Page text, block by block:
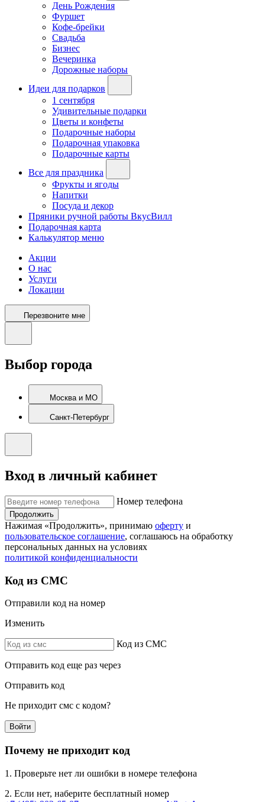
День Рождения
Фуршет
Кофе-брейки
Свадьба
Бизнес
Вечеринка
Дорожные наборы
Идеи для подарков
1 сентября
Удивительные подарки
Цветы и конфеты
Подарочные наборы
Подарочная упаковка
Подарочные карты
Все для праздника
Фрукты и ягоды
Напитки
Посуда и декор
Пряники ручной работы ВкусВилл
Подарочная карта
Калькулятор меню
Акции
О нас
Услуги
Локации
Перезвоните мне
Выбор города
Москва и МО
Санкт-Петербург
Вход в личный кабинет
Номер телефона
Продолжить
Нажимая «Продолжить», принимаю оферту и
пользовательское соглашение, соглашаюсь на обработку
персональных данных на условиях
политикой конфиденциальности
Код из СМС
Отправили код на номер
Изменить
Код из СМС
Отправить код еще раз через
Отправить код
Не приходит смс с кодом?
Войти
Почему не приходит код
1. Проверьте нет ли ошибки в номере телефона
2. Если нет, наберите бесплатный номер